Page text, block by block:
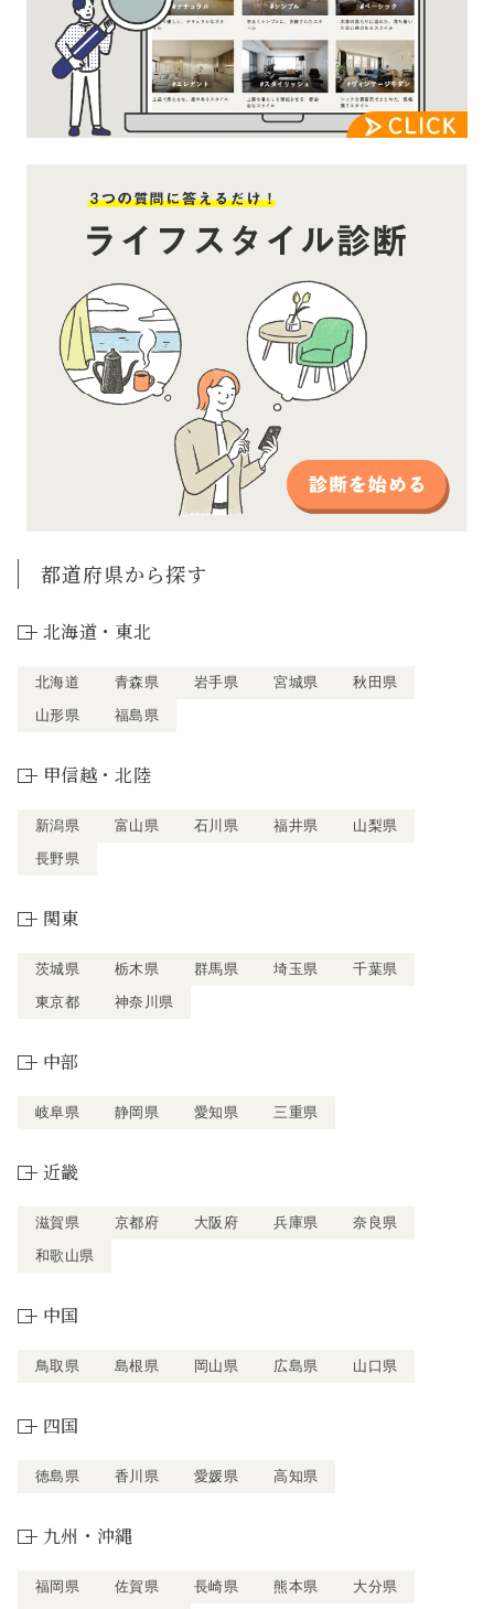
都道府県から探す
北海道・東北
北海道 青森県 岩手県 宮城県
秋田県
山形県
福島県
甲信越・北陸
新潟県 富山県 石川県 福井県
山梨県
長野県
関東
茨城県 栃木県 群馬県 埼玉県
千葉県
東京都
神奈川県
中部
岐阜県 静岡県 愛知県 三重県
近畿
滋賀県 京都府 大阪府 兵庫県
奈良県
和歌山県
中国
鳥取県 島根県 岡山県 広島県 山口県
四国
徳島県 香川県 愛媛県 高知県
九州・沖縄
福岡県 佐賀県 長崎県 熊本県
大分県